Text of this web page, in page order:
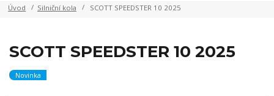
Úvod Silniční kola SCOTT SPEEDSTER 10 2025
SCOTT SPEEDSTER 10 2025
Novinka